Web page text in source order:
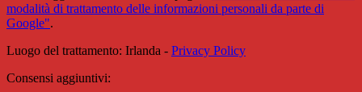
modalità di trattamento delle informazioni personali da parte di
Google".
Luogo del trattamento: Irlanda - Privacy Policy
Consensi aggiuntivi: